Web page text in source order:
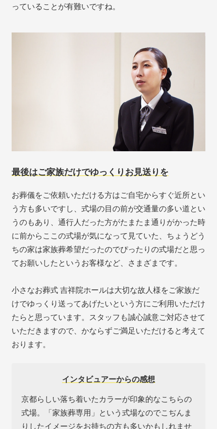
っていることが有難いですね。
最後はご家族だけでゆっくりお見送りを
お葬儀をご依頼いただける方はご自宅からすぐ近所とい
う方も多いですし、式場の目の前が交通量の多い道とい
うのもあり、通行人だった方がたまたま通りがかった時
に前からここの式場が気になって見ていた、ちょうどう
ちの家は家族葬希望だったのでぴったりの式場だと思っ
てお願いしたというお客様など、さまざまです。
小さなお葬式 吉祥院ホールは大切な故人様をご家族だ
けでゆっくり送ってあげたいという方にご利用いただけ
たらと思っています。スタッフも誠心誠意ご対応させて
いただきますので、かならずご満足いただけると考えて
おります。
インタビュアーからの感想
京都らしい落ち着いたカラーが印象的なこちらの
式場。「家族葬専用」という式場なのでこぢんま
りしたイメージをお持ちの方も多いかもしれませ